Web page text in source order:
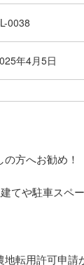
0038
年4月5日
方へお勧め！
てや駐車スペ
転用許可申請